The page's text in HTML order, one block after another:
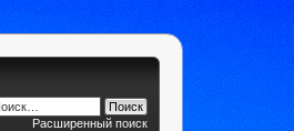
Расширенный поиск